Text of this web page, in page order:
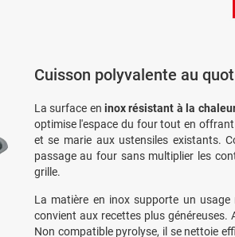
Cuisson polyvalente au
La surface eninox résistant à la
optimise l'espace du four tout en
et se marie aux ustensiles existants.
passage au four sans multiplier les
grille.
La matière en inox supporte un
convient aux recettes plus généreuses.
Non compatible pyrolyse, il se nettoie